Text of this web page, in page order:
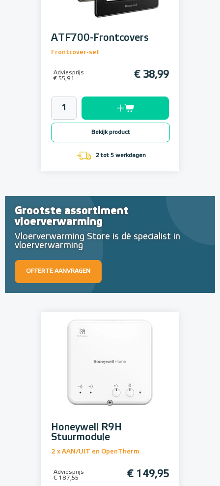
ATF700-Frontcovers
Frontcover-set
Adviesprijs
€ 55,91
€ 38,99
Bekijk product
2 tot 5 werkdagen
Grootste assortiment
vloerverwarming
Vloerverwarming Store is dé specialist in
vloerverwarming
OFFERTE AANVRAGEN
Honeywell R9H
Stuurmodule
2 x AAN/UIT en OpenTherm
Adviesprijs
€ 187,55
€ 149,95